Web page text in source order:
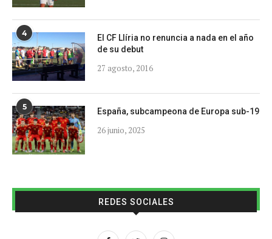
4
El CF Llíria no renuncia a nada en el año
de su debut
27 agosto, 2016
5 España, subcampeona de Europa sub-19
26 junio, 2025
REDES SOCIALES